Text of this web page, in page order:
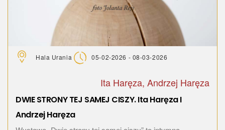
Hala Urania 05-02-2026 - 08-03-2026
Ita Haręza, Andrzej Haręza
DWIE STRONY TEJ SAMEJ CISZY. Ita Haręza I
Andrzej Haręza